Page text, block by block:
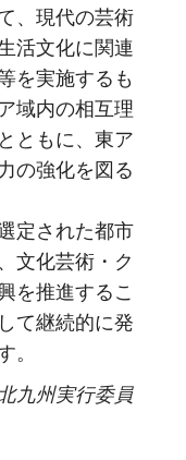
、現代の芸術
活文化に関連
を実施するも
域内の相互理
ともに、東ア
の強化を図る
定された都市
文化芸術・ク
を推進するこ
て継続的に発
。
九州実行委員